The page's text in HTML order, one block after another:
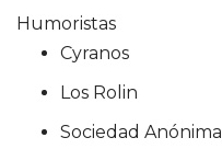
Humoristas
Cyranos
Los Rolin
Sociedad Anónima